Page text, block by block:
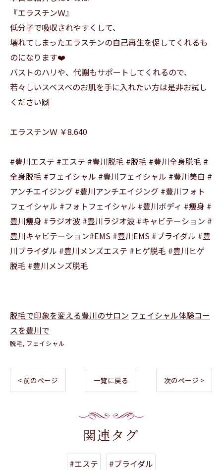
『エラスチンＷ』
低分子で吸収されやすくして、
壊れてしまったエラスチンの自己再生を促してくれるも
のになります❤️
バストのハリや、代謝もサポートしてくれるので、
若々しいスベスベのお肌を手に入れたい方は是非お試し
ください🙌
エラスチンＷ ￥8.640
#豊川エステ #エステ #豊川脱毛 #脱毛 #豊川全身脱毛 #
全身脱毛 #フェイシャル #豊川フェイシャル #豊川美白 #
アンチエイジング #豊川アンチエイジング #豊川フォト
フェイシャル #フォトフェイシャル #豊川ボディ #痩身 #
豊川痩身 #ラジオ波 #豊川ラジオ波 #キャビテーション #
豊川キャビテーション#EMS #豊川EMS #ブライダル #豊
川ブライダル #豊川メンズエステ #ヒゲ脱毛 #豊川ヒゲ
脱毛 #豊川メンズ脱毛
脱毛で印象を変える豊川のサロン フェイシャル体験コー
スを豊川で
脱毛 フェイシャル
< 前のページ 一覧に戻る 次のページ >
関連タグ
#エステ #ブライダル